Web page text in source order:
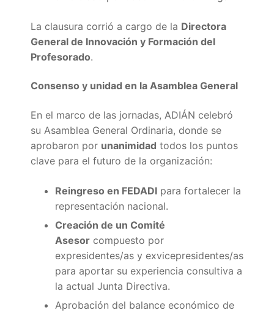
La clausura corrió a cargo de la Directora
General de Innovación y Formación del
Profesorado.
Consenso y unidad en la Asamblea General
En el marco de las jornadas, ADIÁN celebró
su Asamblea General Ordinaria, donde se
aprobaron por unanimidad todos los puntos
clave para el futuro de la organización:
Reingreso en FEDADI para fortalecer la
representación nacional.
Creación de un Comité
Asesor compuesto por
expresidentes/as y exvicepresidentes/as
para aportar su experiencia consultiva a
la actual Junta Directiva.
Aprobación del balance económico de